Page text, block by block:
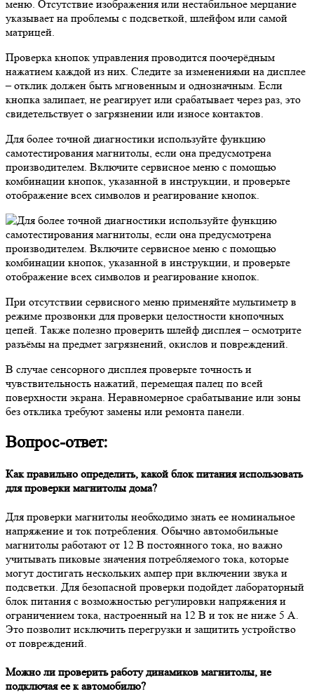
меню. Отсутствие изображения или нестабильное мерцание
указывает на проблемы с подсветкой, шлейфом или самой
матрицей.
Проверка кнопок управления проводится поочерёдным
нажатием каждой из них. Следите за изменениями на дисплее
– отклик должен быть мгновенным и однозначным. Если
кнопка залипает, не реагирует или срабатывает через раз, это
свидетельствует о загрязнении или износе контактов.
Для более точной диагностики используйте функцию
самотестирования магнитолы, если она предусмотрена
производителем. Включите сервисное меню с помощью
комбинации кнопок, указанной в инструкции, и проверьте
отображение всех символов и реагирование кнопок.
При отсутствии сервисного меню применяйте мультиметр в
режиме прозвонки для проверки целостности кнопочных
цепей. Также полезно проверить шлейф дисплея – осмотрите
разъёмы на предмет загрязнений, окислов и повреждений.
В случае сенсорного дисплея проверьте точность и
чувствительность нажатий, перемещая палец по всей
поверхности экрана. Неравномерное срабатывание или зоны
без отклика требуют замены или ремонта панели.
Вопрос-ответ:
Как правильно определить, какой блок питания использовать
для проверки магнитолы дома?
Для проверки магнитолы необходимо знать ее номинальное
напряжение и ток потребления. Обычно автомобильные
магнитолы работают от 12 В постоянного тока, но важно
учитывать пиковые значения потребляемого тока, которые
могут достигать нескольких ампер при включении звука и
подсветки. Для безопасной проверки подойдет лабораторный
блок питания с возможностью регулировки напряжения и
ограничением тока, настроенный на 12 В и ток не ниже 5 А.
Это позволит исключить перегрузки и защитить устройство
от повреждений.
Можно ли проверить работу динамиков магнитолы, не
подключая ее к автомобилю?